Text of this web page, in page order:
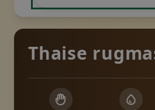
Thaise